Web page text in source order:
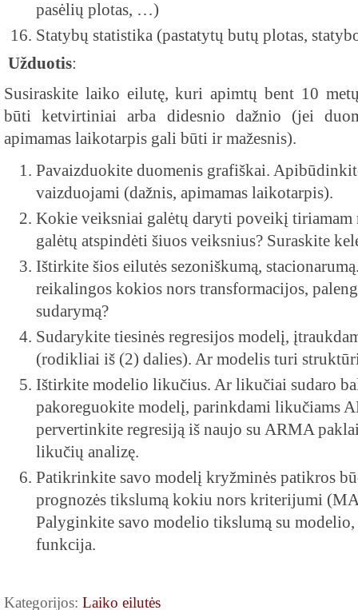
pasėlių plotas, …)
Statybų statistika (pastatytų butų plotas,
Užduotis:
Susiraskite laiko eilutę, kuri apimtų bent 10
būti ketvirtiniai arba didesnio dažnio (jei
apimamas laikotarpis gali būti ir mažesnis).
Pavaizduokite duomenis grafiškai.
vaizduojami (dažnis, apimamas laikotarpis).
Kokie veiksniai galėtų daryti poveikį
galėtų atspindėti šiuos veiksnius? Suraskite
Ištirkite šios eilutės sezoniškumą,
reikalingos kokios nors transformacijos,
sudarymą?
Sudarykite tiesinės regresijos modelį,
(rodikliai iš (2) dalies). Ar modelis turi
Ištirkite modelio likučius. Ar likučiai sudaro
pakoreguokite modelį, parinkdami likučiams
pervertinkite regresiją iš naujo su ARMA
likučių analizę.
Patikrinkite savo modelį kryžminės patikros
prognozės tikslumą kokiu nors kriterijumi
Palyginkite savo modelio tikslumą su
funkcija.
Kategorijos: Laiko eilutės